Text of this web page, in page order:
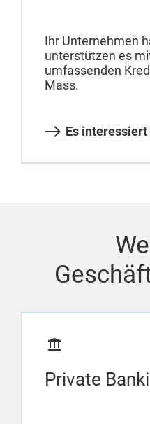
Ihr Unternehmen
unterstützen es
umfassenden
Mass.
Es
Private